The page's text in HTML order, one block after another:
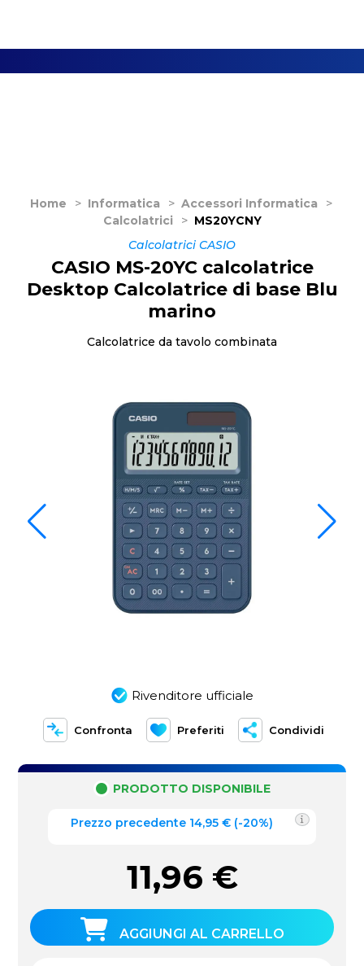
Home > Informatica > Accessori Informatica
>
Calcolatrici
> MS20YCNY
Calcolatrici CASIO
Rivenditore ufficiale
Confronta Preferiti Condividi
CASIO MS-20YC calcolatrice
Desktop Calcolatrice di base Blu
marino
Calcolatrice da tavolo combinata
PRODOTTO DISPONIBILE
Prezzo precedente 14,95 € (-20%)
11,96 €
AGGIUNGI AL CARRELLO